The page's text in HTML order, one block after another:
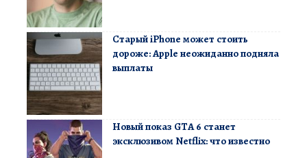
Старый iPhone может стоить
дороже: Apple неожиданно подняла
выплаты
Новый показ GTA 6 станет
эксклюзивом Netflix: что известно